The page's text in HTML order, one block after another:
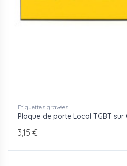
Etiquettes gravées
Plaque de porte Local TGBT
3,15 €